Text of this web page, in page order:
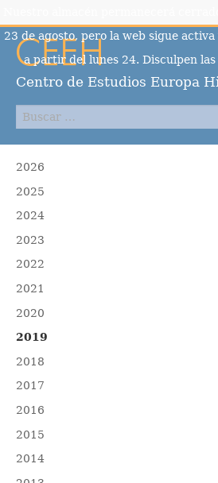
Centro de Estudios Europa
2026
2025
2024
2023
2022
2021
2020
2019
2018
2017
2016
2015
2014
Nuestro almacén permanecerá
23 de agosto, pero la web sigue
a partir del lunes 24. Disculpen las